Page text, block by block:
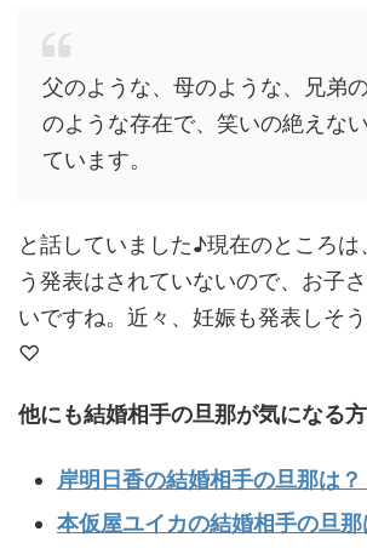
父のような、母のような、兄弟
のような存在で、笑いの絶えな
ています。
と話していました♪現在のところは
う発表はされていないので、お子
いですね。近々、妊娠も発表しそ
♡
他にも結婚相手の旦那が気になる
岸明日香の結婚相手の旦那は？
本仮屋ユイカの結婚相手の旦那